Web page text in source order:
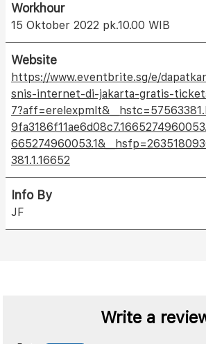
Workhour
15 Oktober 2022 pk.10.00 WIB
Website
https://www.eventbrite.sg/e/
snis-internet-di-jakarta-gratis-
381.1.16652
Info By
JF
Write a